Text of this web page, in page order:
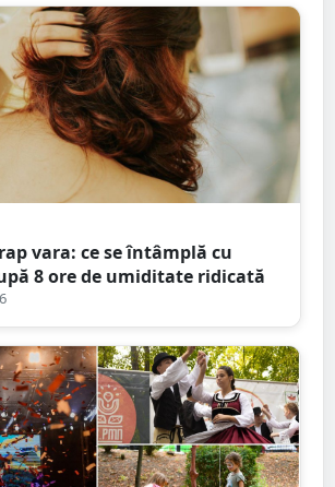
vara: ce se întâmplă cu
8 ore de umiditate ridicată